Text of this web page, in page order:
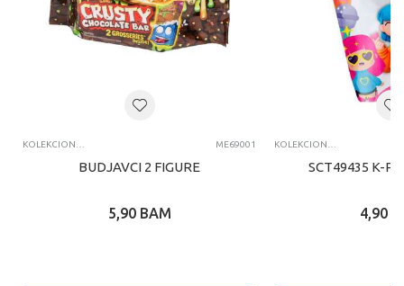
KOLEKCIONARSKE FIGURE I SETOVI ME69001
BUDJAVCI 2 FIGURE
5,90 BAM
KOLEKCIONARSKE FIGURE I SETOVI
SCT49435 K-
4,90